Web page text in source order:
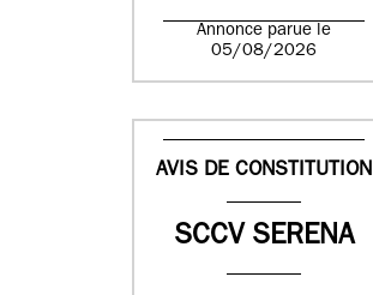
Annonce parue le
05/08/2026
AVIS DE CONSTITUTION
SCCV SERENA